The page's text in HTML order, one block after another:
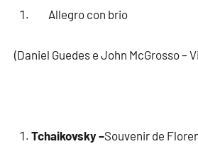
Allegro con brio
(Daniel Guedes e John McGrosso –
Tchaikovsky –Souvenir de